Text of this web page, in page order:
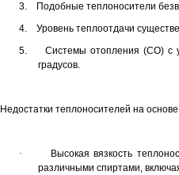
3.
Подобные теплоносители
4.
Уровень теплоотдачи
5.
Системы отопления (СО) с
градусов.
Недостатки теплоносителей на
·
Высокая вязкость
различными спиртами,